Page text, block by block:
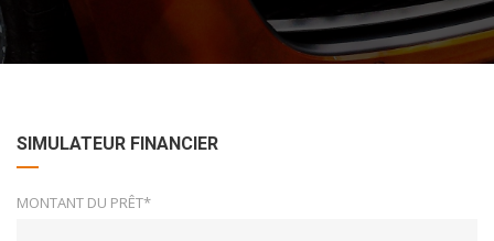
SIMULATEUR FINANCIER
MONTANT DU PRÊT*